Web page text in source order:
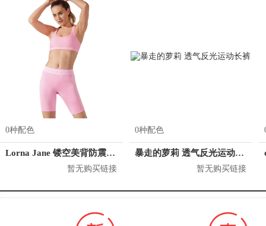
0种配色
Lorna Jane 镂空美背防震运动内衣 121942
暂无购买链接
0种配色
暴走的萝莉 透气反光运动长裤
暂无购买链接